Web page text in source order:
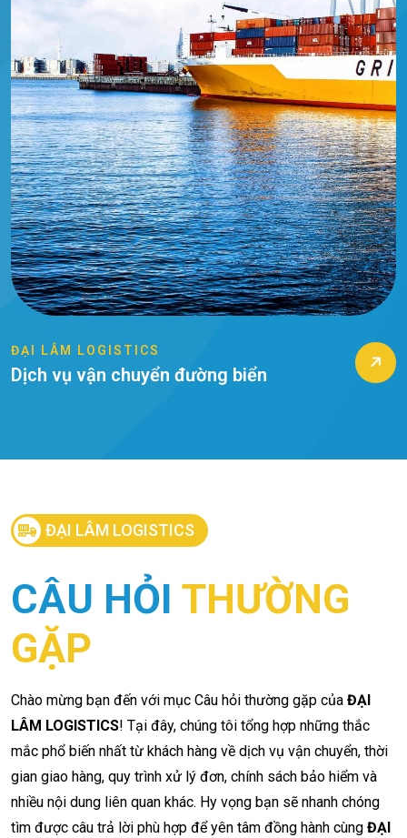
ĐẠI LÂM LOGISTICS
Dịch Vụ Vận Chuyển Đường Bộ
ĐẠI LÂM LOGISTICS
CÂU HỎI THƯỜNG
GẶP
Chào mừng bạn đến với mục Câu hỏi thường gặp của ĐẠI
LÂM LOGISTICS! Tại đây, chúng tôi tổng hợp những thắc
mắc phổ biến nhất từ khách hàng về dịch vụ vận chuyển, thời
gian giao hàng, quy trình xử lý đơn, chính sách bảo hiểm và
nhiều nội dung liên quan khác. Hy vọng bạn sẽ nhanh chóng
tìm được câu trả lời phù hợp để yên tâm đồng hành cùng ĐẠI